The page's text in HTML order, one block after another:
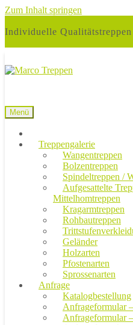
Zum Inhalt springen
Individuelle
Menü
Treppengalerie
Wangentreppen
Bolzentreppen
Spindeltreppen /
Aufgesattelte
Mittelhomtreppen
Kragarmtreppen
Rohbautreppen
Geländer
Holzarten
Pfostenarten
Sprossenarten
Anfrage
Katalogbestellung
Anfrageformular
Anfrageformular